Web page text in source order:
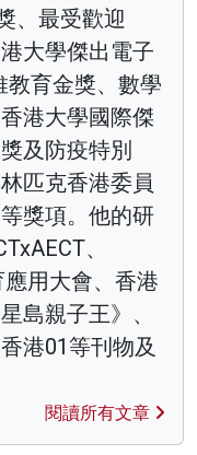
、最受歡迎
大學傑出電子
教育金獎、數學
港大學國際傑
及防疫特別
匹克香港委員
獎項。他的研
、
應用大會、香港
島親子王》、
港01等刊物及
閱讀所有文章